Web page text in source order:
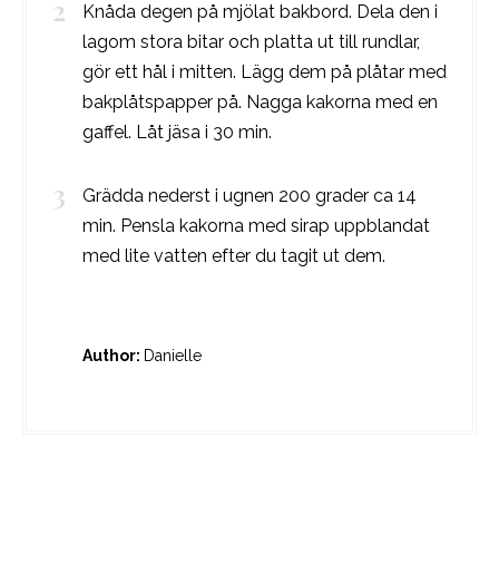
Knåda degen på mjölat bakbord. Dela den i
lagom stora bitar och platta ut till rundlar,
gör ett hål i mitten. Lägg dem på plåtar med
bakplåtspapper på. Nagga kakorna med en
gaffel. Låt jäsa i 30 min.
Grädda nederst i ugnen 200 grader ca 14
min. Pensla kakorna med sirap uppblandat
med lite vatten efter du tagit ut dem.
Author: Danielle